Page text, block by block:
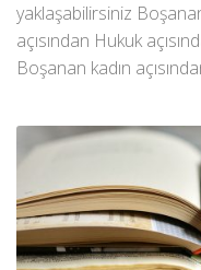
yaklaşabilirsiniz
açısından Hukuk
Boşanan kadın